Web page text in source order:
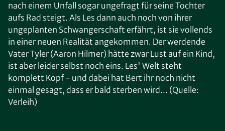
nach einem Unfall sogar ungefragt für seine Tochter
aufs Rad steigt. Als Les dann auch noch von ihrer
ungeplanten Schwangerschaft erfährt, ist sie vollends
in einer neuen Realität angekommen. Der werdende
Vater Tyler (Aaron Hilmer) hätte zwar Lust auf ein Kind,
ist aber leider selbst noch eins. Les' Welt steht
komplett Kopf - und dabei hat Bert ihr noch nicht
einmal gesagt, dass er bald sterben wird... (Quelle:
Verleih)